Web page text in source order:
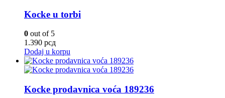
Kocke u torbi
0 out of 5
1.390 рсд
Dodaj u korpu
Kocke prodavnica voća 189236